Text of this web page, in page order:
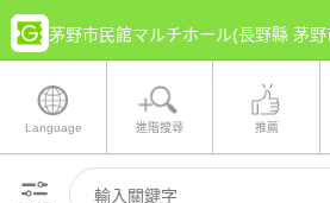
茅野市民館マルチホール(長野縣 茅
Language 進階搜尋 推薦